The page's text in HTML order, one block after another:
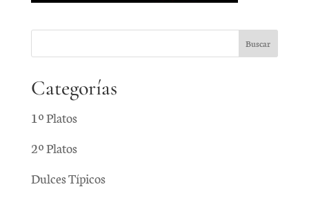
Categorías
1º Platos
2º Platos
Dulces Típicos